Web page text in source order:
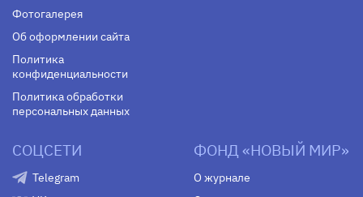
Фотогалерея
Об оформлении сайта
Политика
конфиденциальности
Политика обработки
персональных данных
СОЦСЕТИ
Telegram
ФОНД «НОВЫЙ МИР»
О журнале